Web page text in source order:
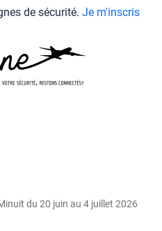
de sécurité. Je m'inscris
du 20 juin au 4 juillet 2026